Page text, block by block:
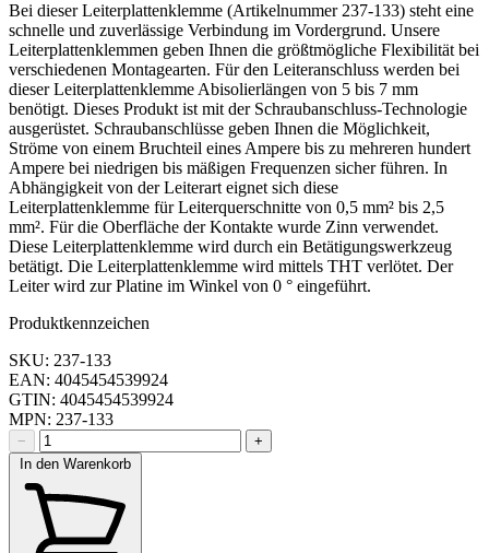
Bei dieser Leiterplattenklemme (Artikelnummer 237-133) steht eine
schnelle und zuverlässige Verbindung im Vordergrund. Unsere
Leiterplattenklemmen geben Ihnen die größtmögliche Flexibilität bei
verschiedenen Montagearten. Für den Leiteranschluss werden bei
dieser Leiterplattenklemme Abisolierlängen von 5 bis 7 mm
benötigt. Dieses Produkt ist mit der Schraubanschluss-Technologie
ausgerüstet. Schraubanschlüsse geben Ihnen die Möglichkeit,
Ströme von einem Bruchteil eines Ampere bis zu mehreren hundert
Ampere bei niedrigen bis mäßigen Frequenzen sicher führen. In
Abhängigkeit von der Leiterart eignet sich diese
Leiterplattenklemme für Leiterquerschnitte von 0,5 mm² bis 2,5
mm². Für die Oberfläche der Kontakte wurde Zinn verwendet.
Diese Leiterplattenklemme wird durch ein Betätigungswerkzeug
betätigt. Die Leiterplattenklemme wird mittels THT verlötet. Der
Leiter wird zur Platine im Winkel von 0 ° eingeführt.
Produktkennzeichen
SKU: 237-133
EAN: 4045454539924
GTIN: 4045454539924
MPN: 237-133
−
+
In den Warenkorb